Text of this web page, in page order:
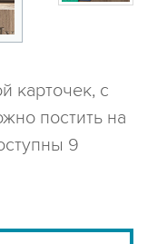
карточек, с
постить на
9